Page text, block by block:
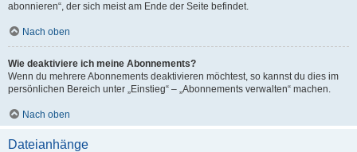
abonnieren“, der sich meist am Ende der Seite befindet.
Nach oben
Wie deaktiviere ich meine Abonnements?
Wenn du mehrere Abonnements deaktivieren möchtest, so kannst du dies im
persönlichen Bereich unter „Einstieg“ – „Abonnements verwalten“ machen.
Nach oben
Dateianhänge